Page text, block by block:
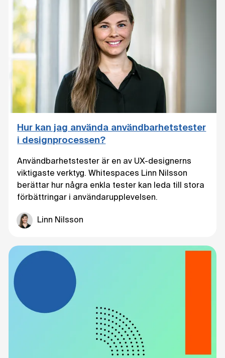
Hur kan jag använda användbarhetstester
i designprocessen?
Användbarhetstester är en av UX-designerns
viktigaste verktyg. Whitespaces Linn Nilsson
berättar hur några enkla tester kan leda till stora
förbättringar i användarupplevelsen.
Linn Nilsson